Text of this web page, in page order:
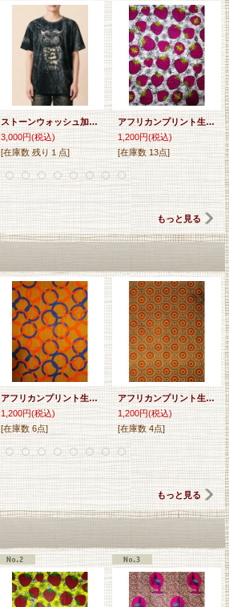
ストーンウォッシュ加工＊コットン素材＊ふくろう＊ハンドペイント＊半袖Ｔシャツ＊Ｌ
3,000円(税込)
[在庫数 残り１点]
アフリカンプリント生地 パーニュ
1,200円(税込)
[在庫数 13点]
もっと見る
アフリカンプリント生地 パーニュ
1,200円(税込)
[在庫数 6点]
アフリカンプリント生地 パーニュ
1,200円(税込)
[在庫数 4点]
もっと見る